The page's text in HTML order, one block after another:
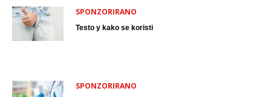
SPONZORIRANO
Testo y kako se koristi
SPONZORIRANO